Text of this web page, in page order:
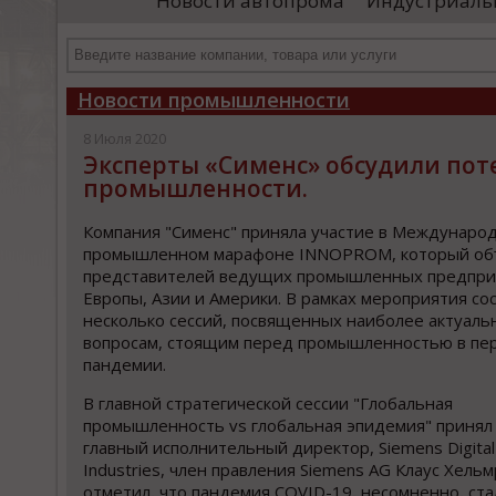
департамента продаж и контрактации
Новости промышленности
8 Июля 2020
Эксперты «Сименс» обсудили
промышленности.
Компания "Сименс" приняла участие в
промышленном марафоне INNOPROM, который
представителей ведущих промышленных
Европы, Азии и Америки. В рамках мероприятия
несколько сессий, посвященных наиболее
вопросам, стоящим перед промышленностью в
пандемии.
В главной стратегической сессии "Глобальная
промышленность vs глобальная эпидемия" принял
главный исполнительный директор, Siemens Digital
Industries, член правления Siemens AG Клаус
отметил, что пандемия COVID-19, несомненно,